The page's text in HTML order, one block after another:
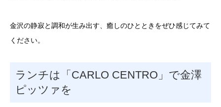
金沢の静寂と調和が生み出す、癒しのひとときをぜひ感じてみて
ください。
ランチは「CARLO CENTRO」で金澤
ピッツァを